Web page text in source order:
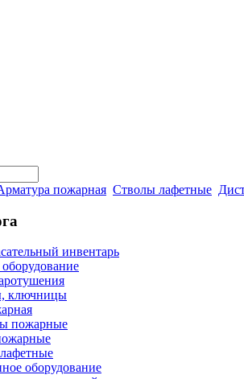
пожарная Стволы лафетные
инвентарь
ключницы
пожарные
оборудование